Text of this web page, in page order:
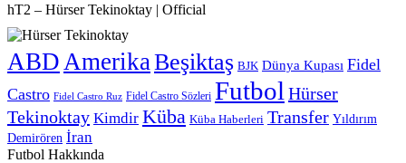
hT2 – Hürser Tekinoktay | Official
ABD Amerika Beşiktaş BJK Dünya Kupası Fidel
Castro Fidel Castro Ruz Fidel Castro Sözleri Futbol Hürser
Tekinoktay Kimdir Küba Küba Haberleri Transfer Yıldırım
Demirören İran
Futbol Hakkında